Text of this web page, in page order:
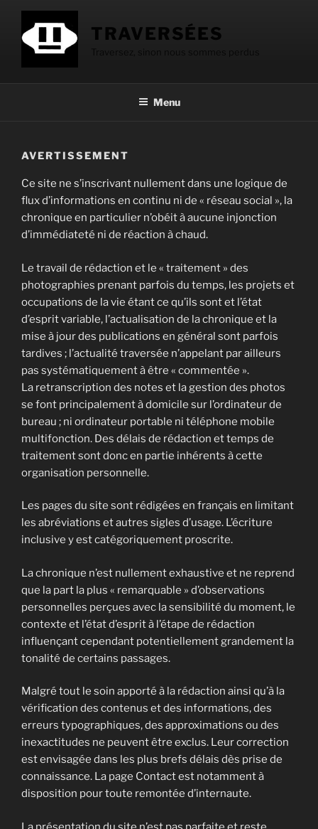
Aller
contenu
TRAVERSÉES
Menu
AVERTISSEMENT
Ce site ne s’inscrivant nullement dans une logique de
flux d’informations en continu ni de « réseau social », la
chronique en particulier n’obéit à aucune injonction
d’immédiateté ni de réaction à chaud.
Le travail de rédaction et le « traitement » des
photographies prenant parfois du temps, les projets et
occupations de la vie étant ce qu’ils sont et l’état
d’esprit variable, l’actualisation de la chronique et la
mise à jour des publications en général sont parfois
tardives ; l’actualité traversée n’appelant par ailleurs
pas systématiquement à être « commentée ».
La retranscription des notes et la gestion des photos
se font principalement à domicile sur l’ordinateur de
bureau ; ni ordinateur portable ni téléphone mobile
multifonction. Des délais de rédaction et temps de
traitement sont donc en partie inhérents à cette
organisation personnelle.
Les pages du site sont rédigées en français en limitant
les abréviations et autres sigles d’usage. L’écriture
inclusive y est catégoriquement proscrite.
La chronique n’est nullement exhaustive et ne reprend
que la part la plus « remarquable » d’observations
personnelles perçues avec la sensibilité du moment, le
contexte et l’état d’esprit à l’étape de rédaction
influençant cependant potentiellement grandement la
tonalité de certains passages.
Malgré tout le soin apporté à la rédaction ainsi qu’à la
vérification des contenus et des informations, des
erreurs typographiques, des approximations ou des
inexactitudes ne peuvent être exclus. Leur correction
est envisagée dans les plus brefs délais dès prise de
connaissance. La page Contact est notamment à
disposition pour toute remontée d’internaute.